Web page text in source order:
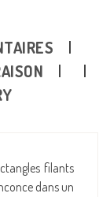
filants
dans un